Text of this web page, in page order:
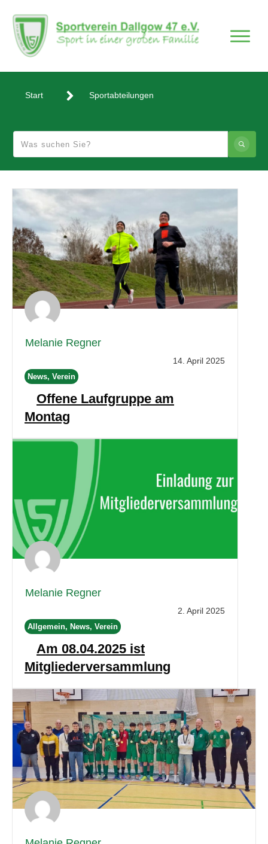
Start Sportabteilungen
Melanie Regner
14. April 2025
News, Verein
Offene Laufgruppe am
Montag
Melanie Regner
2. April 2025
Allgemein, News, Verein
Am 08.04.2025 ist
Mitgliederversammlung